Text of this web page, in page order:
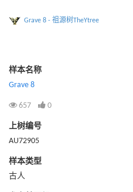
Grave 8 - 祖源树TheYtree
样本名称
Grave 8
657 0
上树编号
AU72905
样本类型
古人